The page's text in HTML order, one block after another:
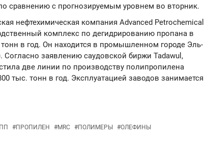
сравнению с прогнозируемым уровнем во вторник.
нефтехимическая компания Advanced Petrochemical
комплекс по дегидрированию пропана в
в год. Он находится в промышленном городе Эль-
заявлению саудовской биржи Tadawul,
две линии по производству полипропилена
тыс. тонн в год. Эксплуатацией заводов занимается
#ПРОПИЛЕН #MRC #ПОЛИМЕРЫ #ОЛЕФИНЫ